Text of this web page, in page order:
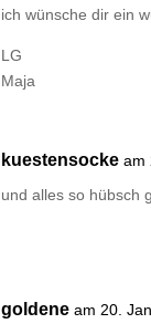
ich wünsche dir ein
LG
Maja
kuestensocke am
und alles so hübsch
goldene am 20.